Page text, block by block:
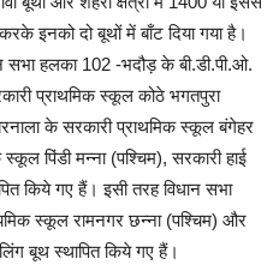
इनको दो बूथों में बाँट दिया गया है।
सभा हलका 102 -भदौड़ के बी.डी.पी.ओ.
प्राथमिक स्कूल कोठे भगतपुरा
के सरकारी प्राथमिक स्कूल बंगेहर
पिंडी मन्ना (पश्चिम), सरकारी हाई
किये गए हैं। इसी तरह विधान सभा
स्कूल रामनगर छन्ना (पश्चिम) और
बूथ स्थापित किये गए हैं।